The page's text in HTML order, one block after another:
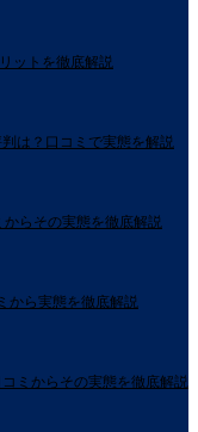
ットを徹底解説
は？口コミで実態を解説
らその実態を徹底解説
から実態を徹底解説
ミからその実態を徹底解説